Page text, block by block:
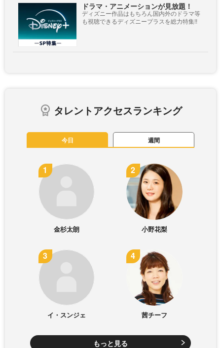
ドラマ・アニメーションが見放題！
ディズニー作品はもちろん国内外のドラマ等
も視聴できるディズニープラスを総力特集!!
タレントアクセスランキング
今日 週間
金杉太朗 小野花梨
イ・スンジェ 茜チーフ
もっと見る